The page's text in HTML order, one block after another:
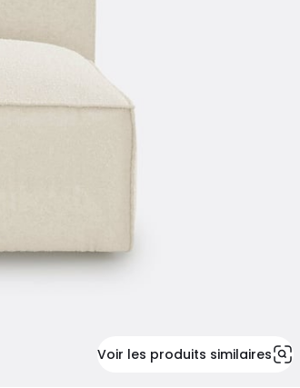
Voir les produits similaires